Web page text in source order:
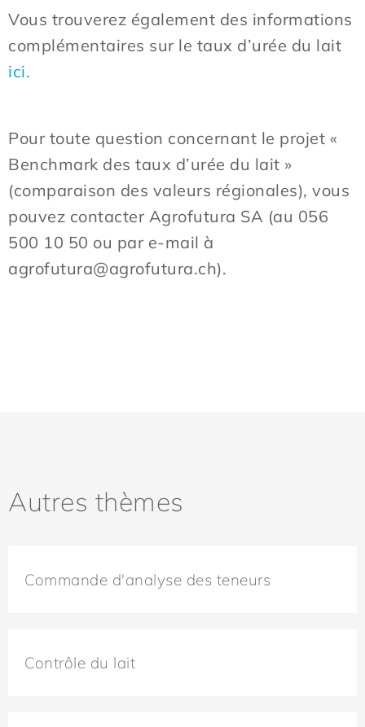
Vous trouverez également des informations
complémentaires sur le taux d’urée du lait
ici.
Pour toute question concernant le projet «
Benchmark des taux d’urée du lait »
(comparaison des valeurs régionales), vous
pouvez contacter Agrofutura SA (au 056
500 10 50 ou par e-mail à
agrofutura@agrofutura.ch).
Autres thèmes
Commande d'analyse des teneurs
Contrôle du lait